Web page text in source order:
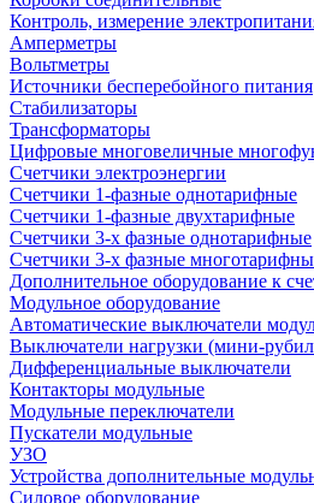
Контроль, измерение
Амперметры
Вольтметры
Источники бесперебойного питания
Стабилизаторы
Трансформаторы
Цифровые многовеличные
Счетчики электроэнергии
Счетчики 1-фазные однотарифные
Счетчики 1-фазные двухтарифные
Счетчики 3-х фазные однотарифные
Счетчики 3-х фазные
Дополнительное оборудование к
Модульное оборудование
Автоматические выключатели
Выключатели нагрузки (мини-
Дифференциальные выключатели
Контакторы модульные
Модульные переключатели
Пускатели модульные
УЗО
Устройства дополнительные
Силовое оборудование